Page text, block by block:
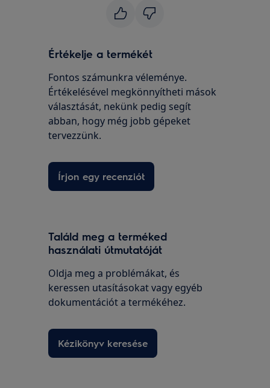
Értékelje a termékét
Fontos számunkra véleménye.
Értékelésével megkönnyítheti mások
választását, nekünk pedig segít
abban, hogy még jobb gépeket
tervezzünk.
Írjon egy recenziót
Találd meg a terméked
használati útmutatóját
Oldja meg a problémákat, és
keressen utasításokat vagy egyéb
dokumentációt a termékéhez.
Kézikönyv keresése